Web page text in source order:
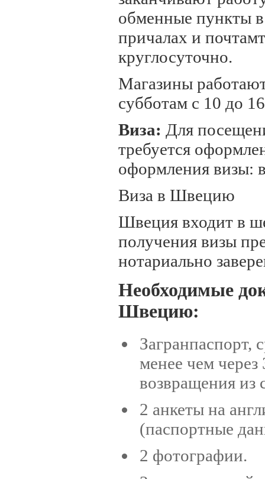
обменные пункты в
причалах и
круглосуточно.
Магазины
субботам с 10 до
Виза: Для
требуется
оформления
Виза в Швецию
Швеция входит в
получения визы
нотариально
Необходимые
Швецию:
Загранпаспорт,
менее чем через
возвращения из
2 анкеты на
(паспортные
2 фотографии.